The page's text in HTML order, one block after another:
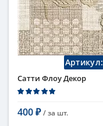
Артикул:
Сатти Флоу Декор
400 ₽ / за шт.